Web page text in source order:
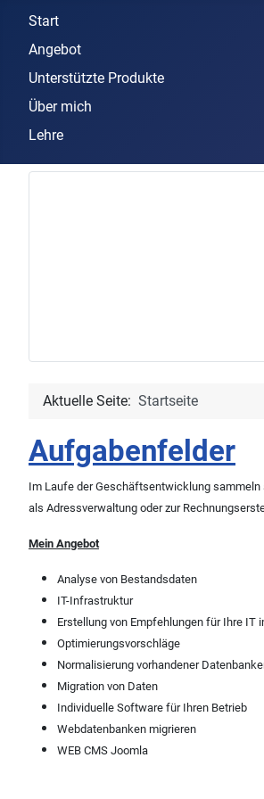
Start
Angebot
Unterstützte Produkte
Über mich
Lehre
Aktuelle Seite: Startseite
Aufgabenfelder
Im Laufe der Geschäftsentwicklung
als Adressverwaltung oder zur
Mein Angebot
Analyse von Bestandsdaten
IT-Infrastruktur
Erstellung von Empfehlungen für Ihre IT
Optimierungsvorschläge
Normalisierung vorhandener
Migration von Daten
Individuelle Software für Ihren Betrieb
Webdatenbanken migrieren
WEB CMS Joomla